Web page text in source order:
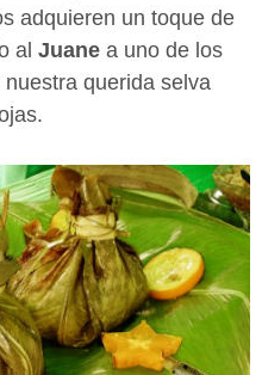
adquieren un toque de
al Juane a uno de los
querida selva